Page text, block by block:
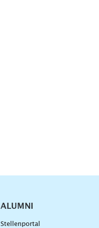
ALUMNI
Stellenportal